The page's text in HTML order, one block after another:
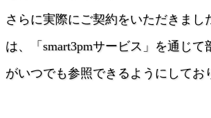
Juniper EX・QFX
Juniper MX,ERXルータ
Juniper SRX・SSG
Fujitsu
さらに実際にご契約をいただきまし
は、「smart3pmサービス」を通じて
がいつでも参照できるようにしてお